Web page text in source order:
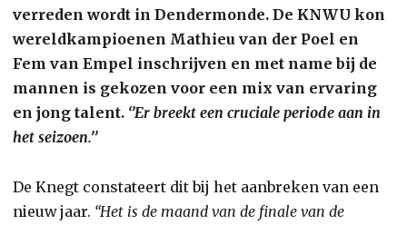
verreden wordt in Dendermonde. De KNWU kon
wereldkampioenen Mathieu van der Poel en
Fem van Empel inschrijven en met name bij de
mannen is gekozen voor een mix van ervaring
en jong talent. ‘’Er breekt een cruciale periode aan in
het seizoen.’’
De Knegt constateert dit bij het aanbreken van een
nieuw jaar. “Het is de maand van de finale van de